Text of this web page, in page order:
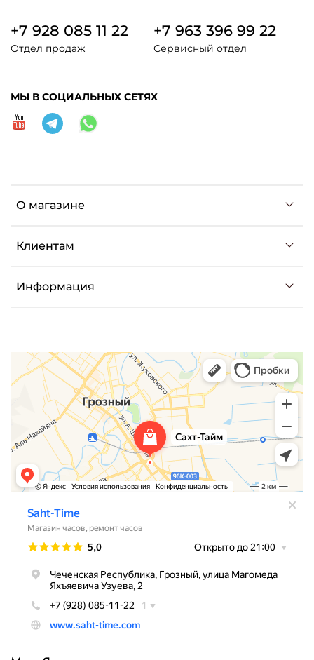
О магазине
Клиентам
Информация
+7 928 085 11 22
Отдел продаж
+7 963 396 99 22
Сервисный отдел
МЫ В СОЦИАЛЬНЫХ СЕТЯХ